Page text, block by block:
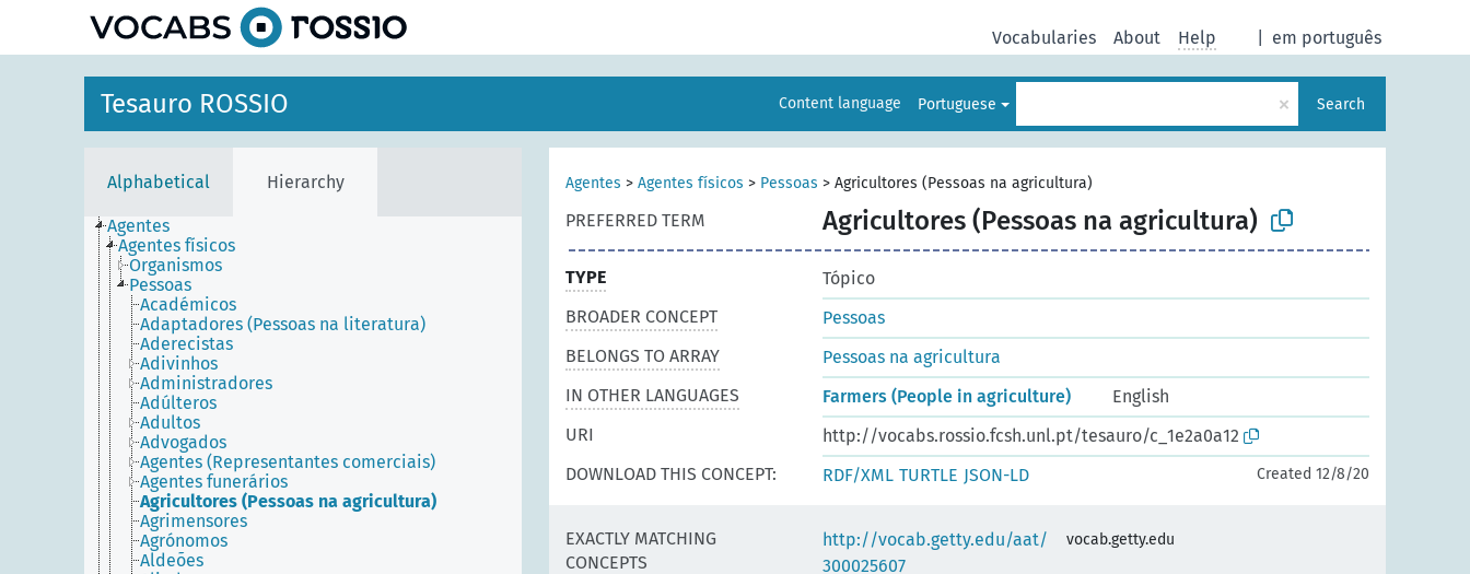
em português
Vocabularies About Help
Tesauro ROSSIO Content language Portuguese × Search
Alphabetical Hierarchy
Agentes
Agentes físicos
Organismos
Pessoas
Académicos
Adaptadores (Pessoas na literatura)
Aderecistas
Adivinhos
Administradores
Adúlteros
Adultos
Advogados
Agentes (Representantes comerciais)
Agentes funerários
Agricultores (Pessoas na agricultura)
Agrimensores
Agrónomos
Aldeões
Agentes > Agentes físicos > Pessoas > Agricultores (Pessoas na agricultura)
PREFERRED TERM Agricultores (Pessoas na agricultura)
TYPE
Tópico
BROADER CONCEPT
Pessoas
BELONGS TO ARRAY
Pessoas na agricultura
IN OTHER LANGUAGES
Farmers (People in agriculture)
English
URI
http://vocabs.rossio.fcsh.unl.pt/tesauro/c_1e2a0a12
DOWNLOAD THIS CONCEPT:
RDF/XML TURTLE JSON-LD Created 12/8/20
EXACTLY MATCHING
CONCEPTS
http://vocab.getty.edu/aat/
300025607
vocab.getty.edu